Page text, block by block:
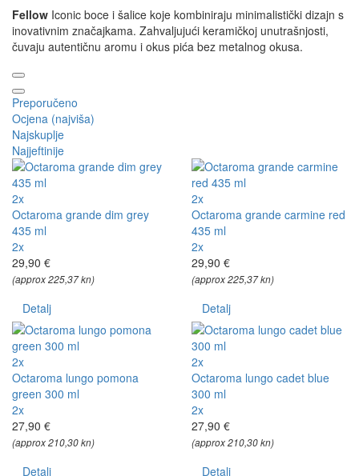
Fellow Iconic boce i šalice koje kombiniraju minimalistički dizajn s
inovativnim značajkama. Zahvaljujući keramičkoj unutrašnjosti,
čuvaju autentičnu aromu i okus pića bez metalnog okusa.
Preporučeno
Ocjena (najviša)
Najskuplje
Najjeftinije
2x
Octaroma grande dim grey
435 ml
2x
29,90 €
(approx 225,37 kn)
Detalj
2x
Octaroma grande carmine red
435 ml
2x
29,90 €
(approx 225,37 kn)
Detalj
2x
Octaroma lungo pomona
green 300 ml
2x
27,90 €
(approx 210,30 kn)
Detalj
2x
Octaroma lungo cadet blue
300 ml
2x
27,90 €
(approx 210,30 kn)
Detalj